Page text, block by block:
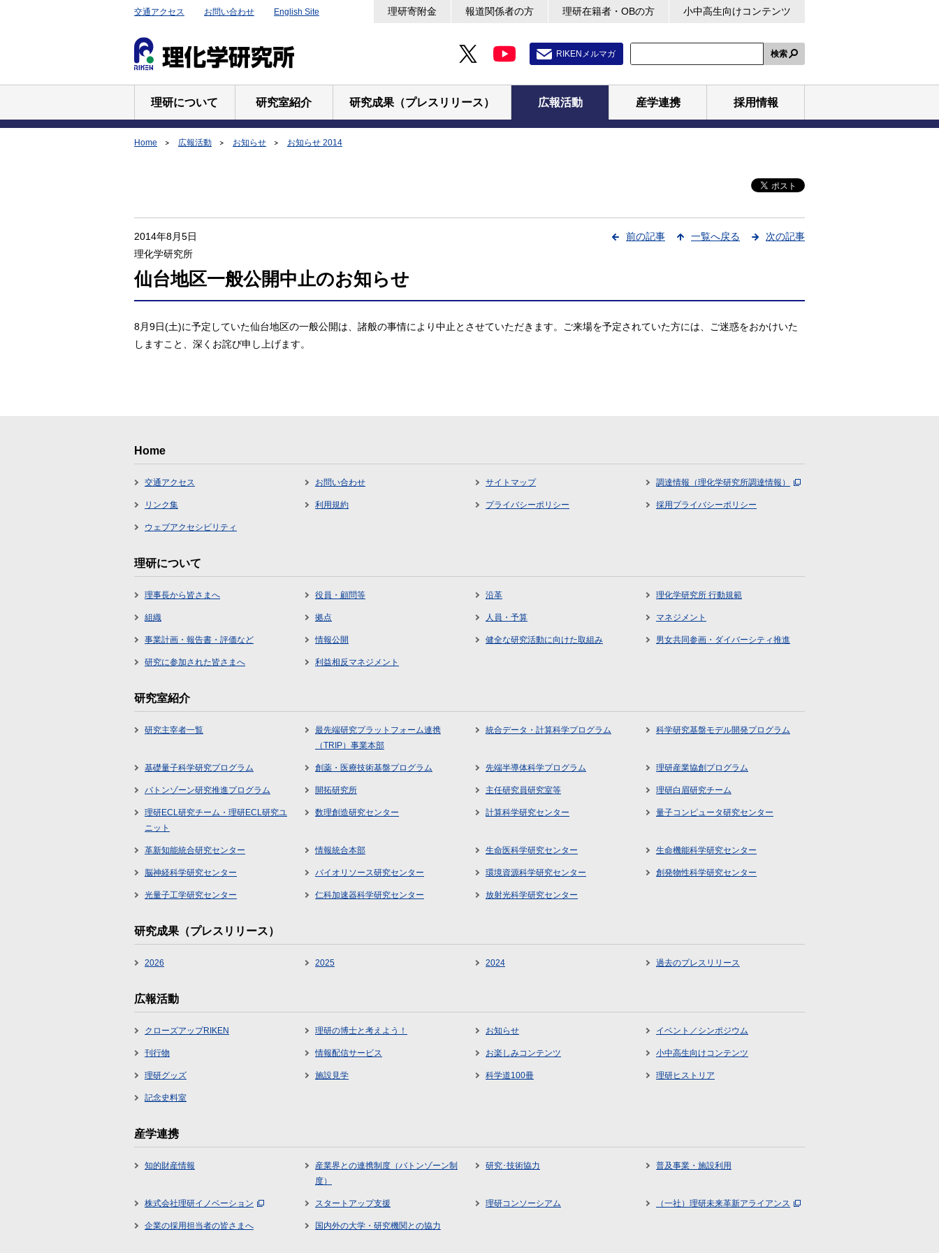
交通アクセス お問い合わせ English Site 理研寄附金 報道関係者の方 理研在籍者・OBの方 小中高生向けコンテンツ
RIKENメルマガ 検索
理研について 研究室紹介 研究成果（プレスリリース） 広報活動 産学連携 採用情報
Home 広報活動 お知らせ お知らせ 2014
前の記事 一覧へ戻る 次の記事
2014年8月5日
理化学研究所
仙台地区一般公開中止のお知らせ
8月9日(土)に予定していた仙台地区の一般公開は、諸般の事情により中止とさせていただきます。ご来場を予定されていた方には、ご迷惑をおかけいた
しますこと、深くお詫び申し上げます。
Home
交通アクセス お問い合わせ サイトマップ 調達情報（理化学研究所調達情報）
リンク集 利用規約 プライバシーポリシー 採用プライバシーポリシー
ウェブアクセシビリティ
理研について
理事長から皆さまへ 役員・顧問等 沿革 理化学研究所 行動規範
組織 拠点 人員・予算 マネジメント
事業計画・報告書・評価など 情報公開 健全な研究活動に向けた取組み 男女共同参画・ダイバーシティ推進
研究に参加された皆さまへ 利益相反マネジメント
研究室紹介
研究主宰者一覧
最先端研究プラットフォーム連携
（TRIP）事業本部
統合データ・計算科学プログラム 科学研究基盤モデル開発プログラム
基礎量子科学研究プログラム 創薬・医療技術基盤プログラム 先端半導体科学プログラム 理研産業協創プログラム
バトンゾーン研究推進プログラム 開拓研究所 主任研究員研究室等 理研白眉研究チーム
理研ECL研究チーム・理研ECL研究ユ
ニット
数理創造研究センター 計算科学研究センター 量子コンピュータ研究センター
革新知能統合研究センター 情報統合本部 生命医科学研究センター 生命機能科学研究センター
脳神経科学研究センター バイオリソース研究センター 環境資源科学研究センター 創発物性科学研究センター
光量子工学研究センター 仁科加速器科学研究センター 放射光科学研究センター
研究成果（プレスリリース）
2026 2025 2024 過去のプレスリリース
広報活動
クローズアップRIKEN 理研の博士と考えよう！ お知らせ イベント／シンポジウム
刊行物 情報配信サービス お楽しみコンテンツ 小中高生向けコンテンツ
理研グッズ 施設見学 科学道100冊 理研ヒストリア
記念史料室
産学連携
知的財産情報
産業界との連携制度（バトンゾーン制
度）
研究･技術協力 普及事業・施設利用
株式会社理研イノベーション スタートアップ支援 理研コンソーシアム （一社）理研未来革新アライアンス
企業の採用担当者の皆さまへ 国内外の大学・研究機関との協力